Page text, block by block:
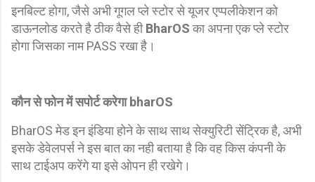
इनबिल्ट होगा, जैसे अभी गूगल प्ले स्टोर से यूजर एप्पलीकेशन को
डाऊनलोड करते है ठीक वैसे हीBharOSका अपना एक प्ले स्टोर
होगा जिसका नाम PASS रखा है।
कौन से फोन में सपोर्ट करेगा bharOS
BharOS मेड इन इंडिया होने के साथ साथ सेक्युरिटी सेंट्रिक है, अभी
इसके डेवेलपर्स ने इस बात का नही बताया है कि वह किस कंपनी के
साथ टाईअप करेंगे या इसे ओपन ही रखेगे।